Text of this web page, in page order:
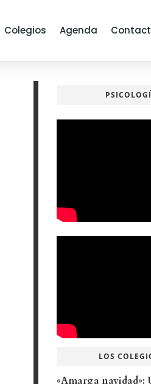
Colegios Agenda
LOS
«Amarga navidad»: